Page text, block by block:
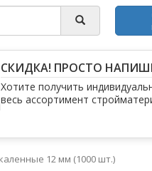
СКИДКА! ПРОСТО
Хотите получить
весь ассортимент
12 мм (1000 шт.)